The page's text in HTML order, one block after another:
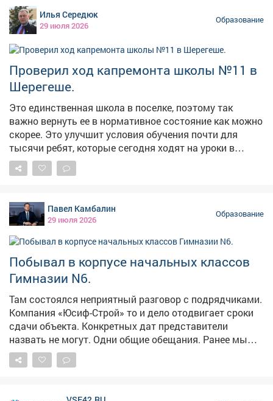
сказано в публикации. В администрации
Таштагольского муниципального округа ответили:
назвать сроки окончания ремонта пока невозможно.
Сейчас только готовятся документы для
проектирования – требуется ремонт фундамента и
перекрытий. Когда проект будет готов, он должен
пройти экспертизу, и лишь после этого станут
и ориентировочные сроки. Напомним, ранее редакция
VSE42.Ru также писала о затянувшемся ремонте
школы в Кемерове.
Илья Середюк
29 июля 2026
Образование
Проверил ход капремонта школы №11 в
Шерегеше.
Это единственная школа в поселке, поэтому так
важно вернуть ее в нормативное состояние как можно
скорее. Это улучшит условия обучения почти для
тысячи ребят, которые сегодня ходят на уроки в
приспособленных помещениях - в том числе на базе
детско-юношеского центра творчества. Объект
пришлось расторгнуть из-за срыва сроков. Новая
организация переработала проект, получила
положительное заключение госэкспертизы и
приступила к работам. Сейчас решаем вопросы по
финансированию проекта. Поручил сделать все
оперативно - например, обеспечить перенос
федеральных средств с 2027 года на текущий период.
При этом важно обеспечить безукоризненное
качество всех работ - и в самом здании, и на
прилегающей территории. Школа останется на моем
контроле - прослежу, чтобы ребята сели за парты в
современном, комфортном и безопасном учебном
заведении.
Павел Камбалин
29 июля 2026
Образование
Побывал в корпусе начальных классов
Гимназии N6.
Там состоялся неприятный разговор с подрядчиками.
Компания «Юсиф-Строй» то и дело отодвигает сроки
сдачи объекта. Конкретных дат представители
назвать не могут. Одни общие обещания. Ранее мы
уже договаривались с руководителями строительной
фирмы об увеличении числа работников, о